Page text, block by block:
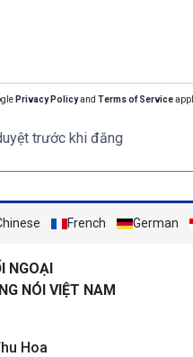
Privacy Policyand Terms of Service
trước khi đăng
French German
NGOẠI
NÓI VIỆT NAM
Hoa